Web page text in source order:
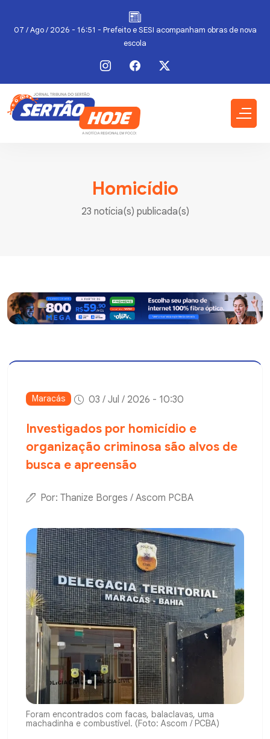
07 / Ago / 2026 - 16:51 - Prefeito e SESI acompanham obras de nova
escola
Homicídio
23 notícia(s) publicada(s)
Maracás 03 / Jul / 2026 - 10:30
Investigados por homicídio e
organização criminosa são alvos de
busca e apreensão
Por: Thanize Borges / Ascom PCBA
Foram encontrados com facas, balaclavas, uma
machadinha e combustível. (Foto: Ascom / PCBA)